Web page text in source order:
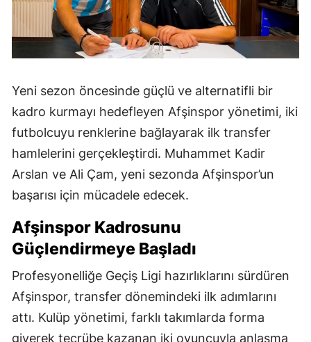
Yeni sezon öncesinde güçlü ve alternatifli bir
kadro kurmayı hedefleyen Afşinspor yönetimi, iki
futbolcuyu renklerine bağlayarak ilk transfer
hamlelerini gerçekleştirdi. Muhammet Kadir
Arslan ve Ali Çam, yeni sezonda Afşinspor’un
başarısı için mücadele edecek.
Afşinspor Kadrosunu
Güçlendirmeye Başladı
Profesyonelliğe Geçiş Ligi hazırlıklarını sürdüren
Afşinspor, transfer dönemindeki ilk adımlarını
attı. Kulüp yönetimi, farklı takımlarda forma
giyerek tecrübe kazanan iki oyuncuyla anlaşma